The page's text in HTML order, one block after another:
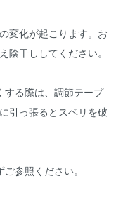
変化が起こります。お
陰干ししてください。
する際は、調節テープ
引っ張るとスベリを破
参照ください。